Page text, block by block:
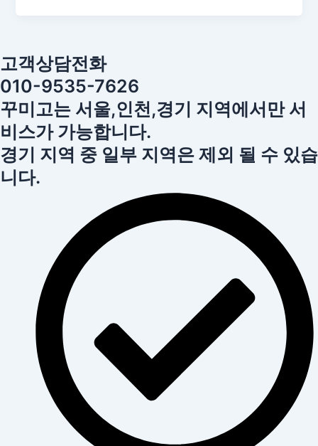
고객상담전화
010-9535-7626
꾸미고는 서울,인천,경기 지역에서만 서
비스가 가능합니다.
경기 지역 중 일부 지역은 제외 될 수 있습
니다.